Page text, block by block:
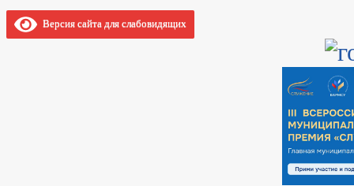
Версия сайта для слабовидящих